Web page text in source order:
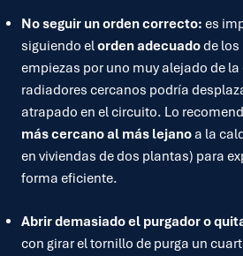
No seguir un orden correcto: es
siguiendo elorden adecuadode los
empiezas por uno muy alejado de
radiadores cercanos podría
atrapado en el circuito. Lo
más cercano al más lejanoa la
en viviendas de dos plantas) para
forma eficiente.
Abrir demasiado el purgador o
con girar el tornillo de purga un